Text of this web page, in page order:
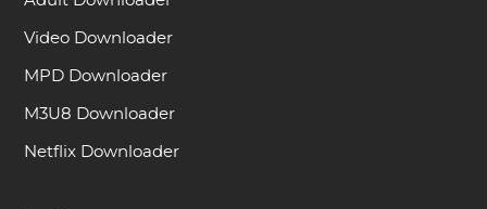
Video Downloader
MPD Downloader
M3U8 Downloader
Netflix Downloader